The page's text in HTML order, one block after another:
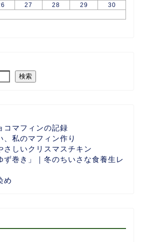
27 28 29
30
検索
コマフィンの記録
、私のマフィン作り
さしいクリスマスチキン
ず巻き」｜冬のちいさな食養生レ
め